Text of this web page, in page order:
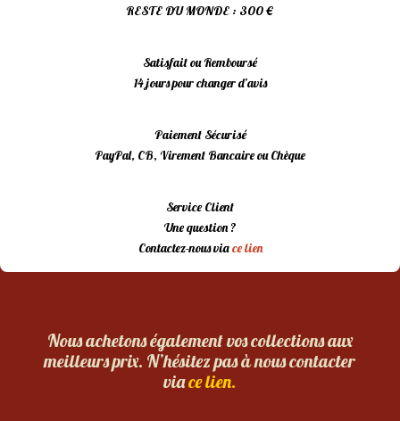
RESTE DU MONDE : 300 €
Satisfait ou Remboursé
14 jours pour changer d’avis
Paiement Sécurisé
PayPal, CB, Virement Bancaire ou Chèque
Service Client
Une question ?
Contactez-nous viace lien
Nous achetons également vos collections aux
meilleurs prix. N’hésitez pas à nous contacter
viace lien.